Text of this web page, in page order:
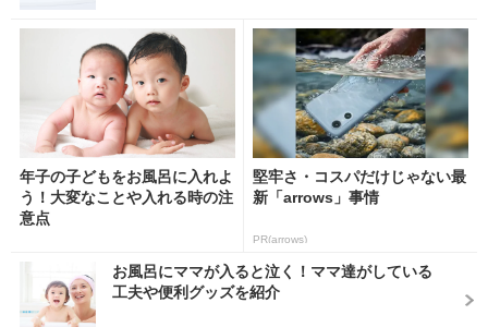
年子の子どもをお風呂に入れよ
う！大変なことや入れる時の注
意点
堅牢さ・コスパだけじゃない最
新「arrows」事情
PR(arrows)
お風呂にママが入ると泣く！ママ達がしている
工夫や便利グッズを紹介